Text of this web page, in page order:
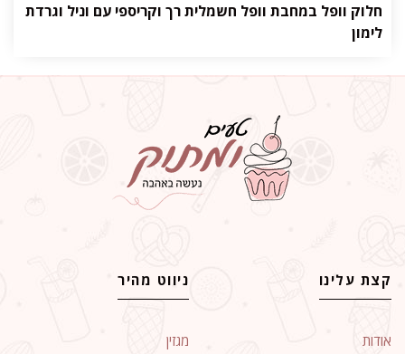
חלוק וופל במחבת וופל חשמלית רך וקריספי עם וניל וגרדת
לימון
קצת עלינו
אודות
ניווט מהיר
מגזין